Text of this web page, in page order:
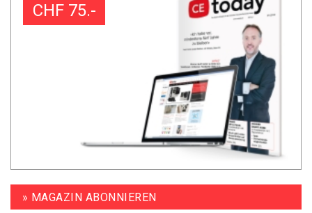
CHF 75.-
» MAGAZIN ABONNIEREN